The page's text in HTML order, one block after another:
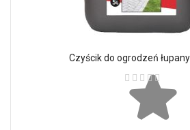
Czyścik do ogrodzeń
Ocena: